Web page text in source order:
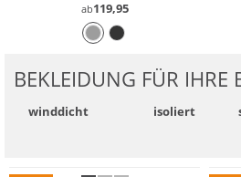
ab119,95
BEKLEIDUNG FÜR IHRE
winddicht isoliert